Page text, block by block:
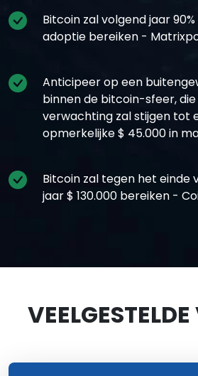
Bitcoin zal volgend jaar
adoptie bereiken -
Anticipeer op een
binnen de bitcoin-sfeer,
verwachting zal stijgen tot
opmerkelijke $ 45.000 in
Bitcoin zal tegen het einde
jaar $ 130.000 bereiken -